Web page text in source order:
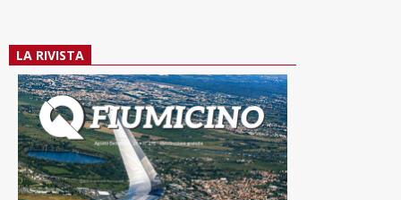
LA RIVISTA